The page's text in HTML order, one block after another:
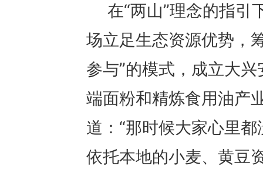
在“两山”理念的指引
场立足生态资源优势，
参与”的模式，成立大
端面粉和精炼食用油产
道：“那时候大家心里
依托本地的小麦、黄豆